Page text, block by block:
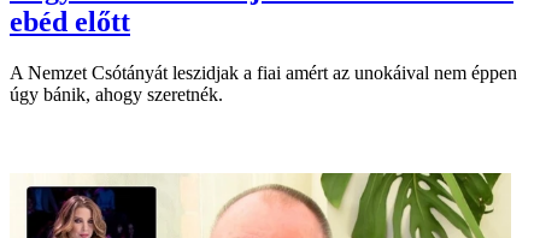
ebéd előtt
A Nemzet Csótányát leszidjak a fiai amért az unokáival nem éppen
úgy bánik, ahogy szeretnék.